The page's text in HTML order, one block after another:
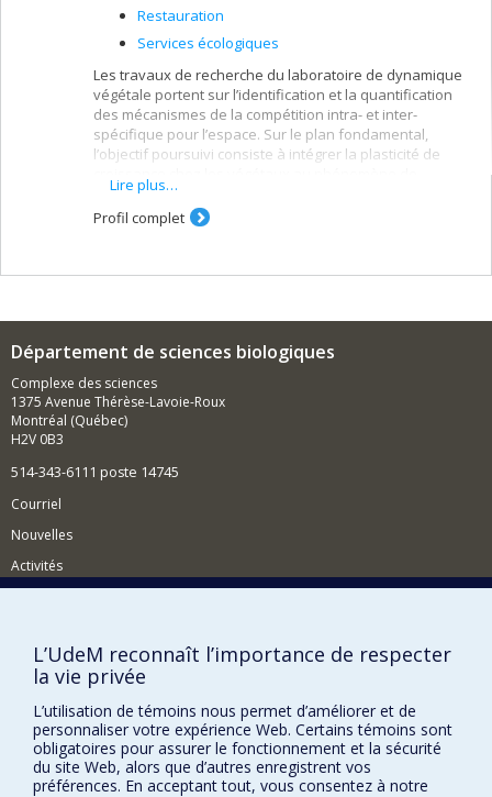
Restauration
Services écologiques
Les travaux de recherche du laboratoire de dynamique
végétale portent sur l’identification et la quantification
des mécanismes de la compétition intra- et inter-
spécifique pour l’espace. Sur le plan fondamental,
l’objectif poursuivi consiste à intégrer la plasticité de
compétition entre plantes voisines et d’en évaluer les
conséquences sur la dynamique végétale. L’expertise
acquise par le laboratoire sur la compétition et
dans le cadre de travaux de nature appliquée visant à
macrophytes à croissance rapide.
Lire plus…
Profil complet
Département de sciences biologiques
Complexe des sciences
1375 Avenue Thérèse-Lavoie-Roux
Montréal (Québec)
H2V 0B3
514-343-6111 poste 14745
Courriel
Nouvelles
Activités
BESOIN D'AIDE?
Plan du site
Signaler une erreur
Accessibilité
FACULTÉ DES ARTS ET DES SCIENCES
L’UdeM reconnaît l’importance de respecter
la vie privée
L’utilisation de témoins nous permet d’améliorer et de
personnaliser votre expérience Web. Certains témoins sont
obligatoires pour assurer le fonctionnement et la sécurité
du site Web, alors que d’autres enregistrent vos
préférences. En acceptant tout, vous consentez à notre